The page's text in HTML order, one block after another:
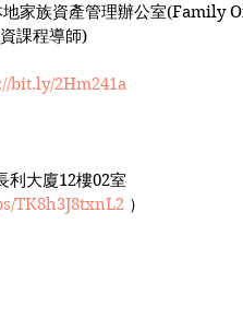
家族資產管理辦公室(Family
課程導師)
bit.ly/2Hm241a
利大廈12樓02室
TK8h3J8txnL2 ）